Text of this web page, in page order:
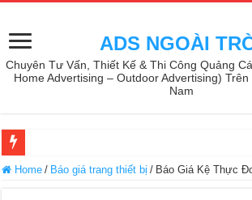
ADS NGOÀI
Chuyên Tư Vấn, Thiết Kế & Thi Công Quảng
Home Advertising – Outdoor Advertising)
Nam
Home / Báo giá trang thiết bị / Báo Giá Kệ Thực